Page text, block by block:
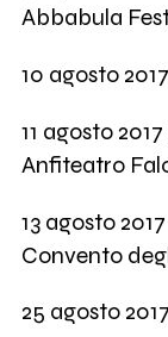
Abbabula
10 agosto
11 agosto
Anfiteatro
13 agosto
Convento
25 agosto